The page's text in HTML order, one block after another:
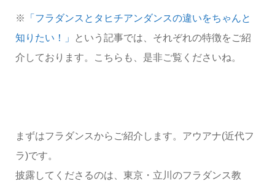
※
「フラダンスとタヒチアンダンスの違いをちゃんと
知りたい！」
という記事では、それぞれの特徴をご紹
介しております。こちらも、是非ご覧くださいね。
まずはフラダンスからご紹介します。アウアナ(近代フ
ラ)です。
披露してくださるのは、東京・立川のフラダンス教